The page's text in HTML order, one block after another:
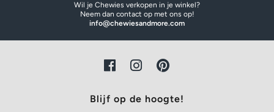
Wil je Chewies verkopen in je winkel?
Neem dan contact op met ons op!
info@chewiesandmore.com
Blijf op de hoogte!